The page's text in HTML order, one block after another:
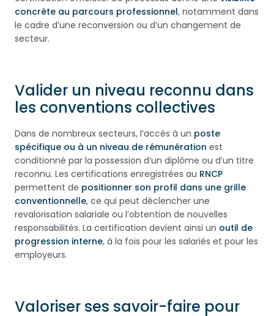
concrète au parcours professionnel, notamment dans
le cadre d’une reconversion ou d’un changement de
secteur.
Valider un niveau reconnu dans
les conventions collectives
Dans de nombreux secteurs, l’accès à un poste
spécifique ou à un niveau de rémunération est
conditionné par la possession d’un diplôme ou d’un titre
reconnu. Les certifications enregistrées au RNCP
permettent de positionner son profil dans une grille
conventionnelle, ce qui peut déclencher une
revalorisation salariale ou l’obtention de nouvelles
responsabilités. La certification devient ainsi un outil de
progression interne, à la fois pour les salariés et pour les
employeurs.
Valoriser ses savoir-faire pour